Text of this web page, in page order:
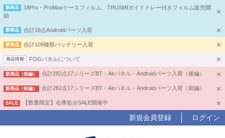
新商品
18Pro・ProMaxケースフィルム、TRUSMIガイドトレー付きフィルム販売開
始
新商品 合計18点Androidパーツ入荷
新商品 合計109種類バッテリー入荷
商品情報 FOGパネルについて
新商品（後編） 合計282点17シリーズBT・Airパネル・Androidパーツ入荷（後編）
新商品（前編） 合計282点17シリーズBT・Airパネル・Androidパーツ入荷（前編）
SALE 【数量限定】在庫処分SALE開催中
新規会員登録 ログイン